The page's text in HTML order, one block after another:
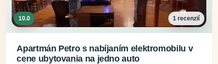
10.0 1 recenzií
Apartmán Petro s nabíjaním elektromobilu v
cene ubytovania na jedno auto